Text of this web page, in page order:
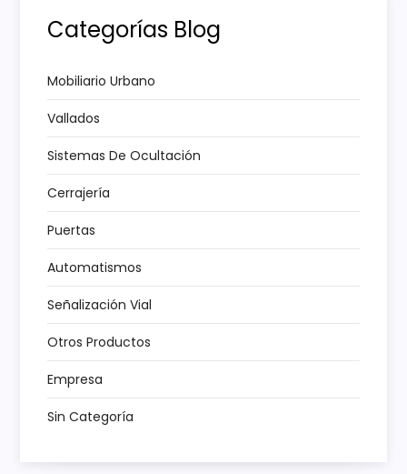
ó
n
d
e
e
n
t
r
a
d
a
Categorías Blog
Mobiliario Urbano
Vallados
Sistemas De Ocultación
Cerrajería
Puertas
Automatismos
Señalización Vial
Otros Productos
Empresa
Sin Categoría